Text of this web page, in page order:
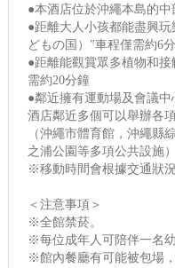
●本酒店位於沖繩本島的中
●距離大人小孩都能盡興
どもの国）"車程僅需約6
●距離能觀賞眾多植物和
需約20分鐘
●鄰近擁有運動場及會議
酒店鄰近多個可以舉辦各
（沖繩市體育館，沖繩縣
之浦公園等多項公共設施）
※移動時間會根據交通狀況
＜注意事項＞
※全館禁菸。
※每位成年人可陪伴一名幼
※館內餐廳有可能被包場